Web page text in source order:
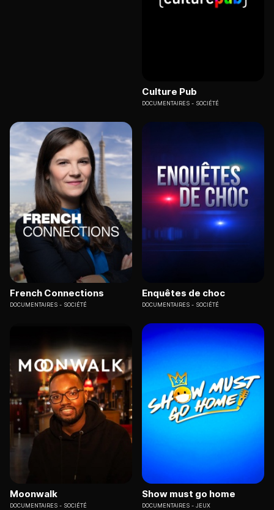
Culture Pub
DOCUMENTAIRES SOCIÉTÉ
French Connections
DOCUMENTAIRES SOCIÉTÉ
Enquêtes de choc
DOCUMENTAIRES SOCIÉTÉ
Moonwalk
DOCUMENTAIRES SOCIÉTÉ
Show must go home
DOCUMENTAIRES JEUX